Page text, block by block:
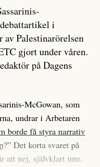
i
av Palestinarörelsen
gjort under våren.
på Dagens
McGowan, som
undrar i Arbetaren
borde få styra narrativ
?” Det korta svaret på
att nej, självklart inte.